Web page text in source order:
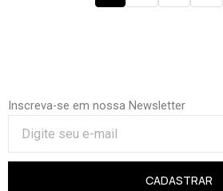
Inscreva-se em nossa Newsletter
CADASTRAR